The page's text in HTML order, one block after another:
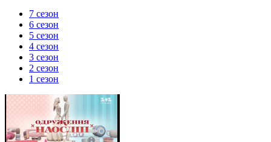
7 сезон
6 сезон
5 сезон
4 сезон
3 сезон
2 сезон
1 сезон